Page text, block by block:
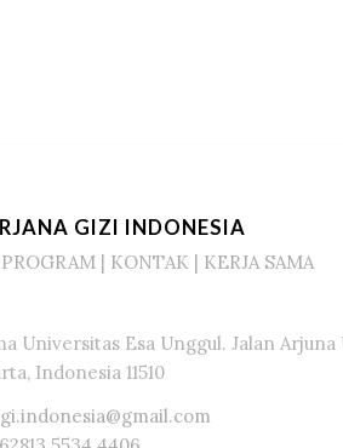
GIZI INDONESIA
PROGRAM| KONTAK| KERJA SAMA
Esa Unggul. Jalan
Indonesia 11510